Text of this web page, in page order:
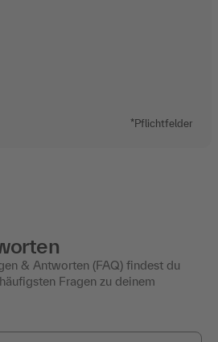
*Pflichtfelder
& Antworten (FAQ) findest du
Fragen zu deinem